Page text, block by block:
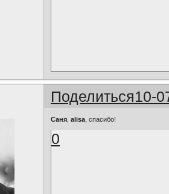
Поделиться10-
Саня ,alisa , спасибо!
0